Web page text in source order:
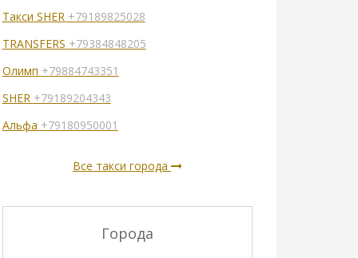
Такси SHER +79189825028
TRANSFERS +79384848205
Олимп +79884743351
SHER +79189204343
Альфа +79180950001
Все такси города
Города